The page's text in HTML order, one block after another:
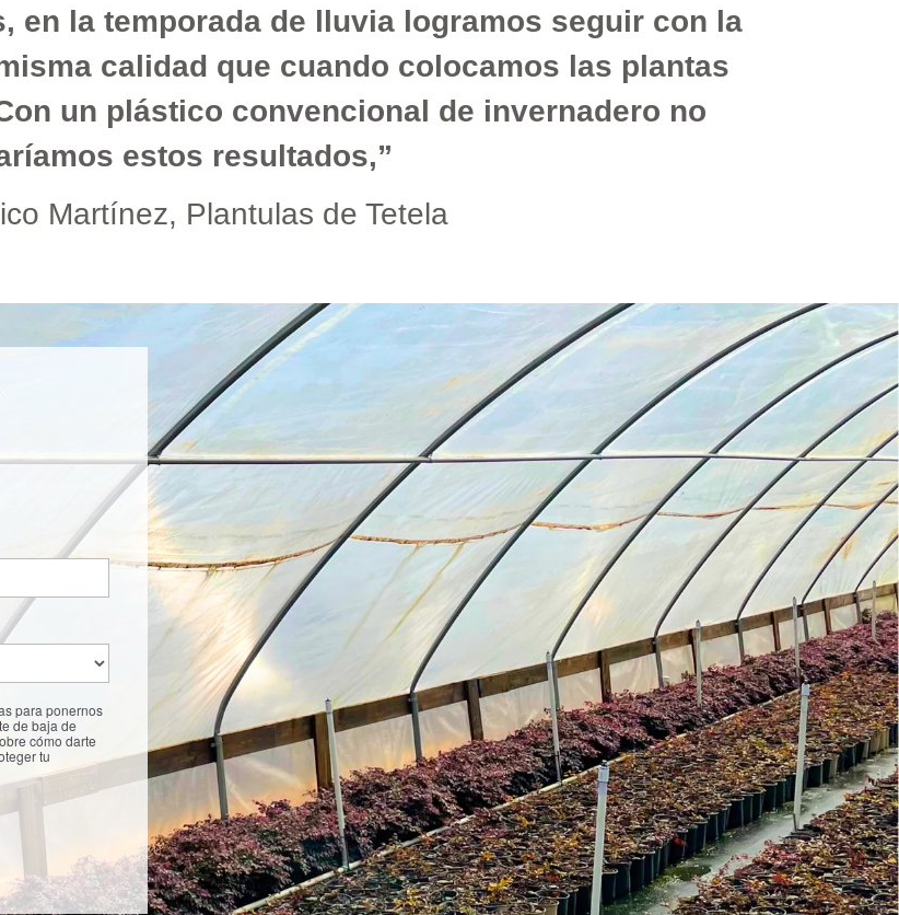
en la temporada de lluvia logramos seguir con la
calidad que cuando colocamos las plantas
un plástico convencional de invernadero no
estos resultados,”
Martínez, Plantulas de Tetela
para ponernos
de baja de
cómo darte
tu